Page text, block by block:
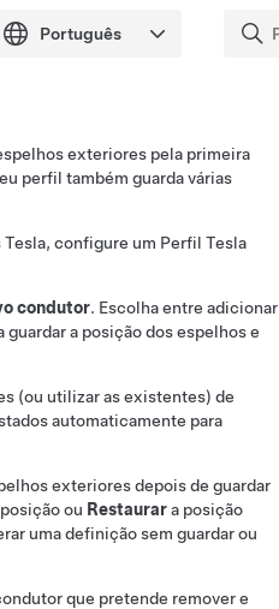
exteriores pela primeira
perfil também guarda várias
configure um Perfil Tesla
condutor. Escolha entre adicionar
a posição dos espelhos e
(ou utilizar as existentes) de
automaticamente para
exteriores depois de guardar
ou Restaurara posição
uma definição sem guardar ou
que pretende remover e